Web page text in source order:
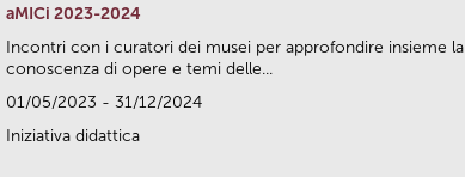
aMICi 2023-2024
Incontri con i curatori dei musei per approfondire insieme la
conoscenza di opere e temi delle...
01/05/2023 - 31/12/2024
Iniziativa didattica